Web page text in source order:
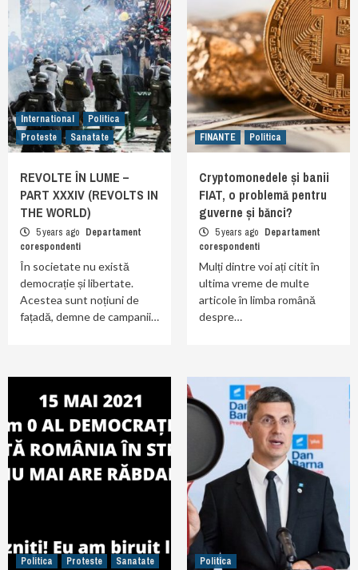
International
Politica
Proteste
Sanatate
REVOLTE ÎN LUME –
PART XXXIV (REVOLTS IN
THE WORLD)
5 years ago Departament
corespondenti
În societate nu există
democrație și libertate.
Acestea sunt noțiuni de
fațadă, demne de campanii…
FINANTE Politica
Cryptomonedele și banii
FIAT, o problemă pentru
guverne și bănci?
5 years ago Departament
corespondenti
Mulți dintre voi ați citit în
ultima vreme de multe
articole în limba română
despre…
Politica Proteste Sanatate Politica